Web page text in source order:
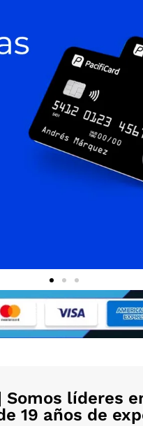
Somos líderes
19 años de